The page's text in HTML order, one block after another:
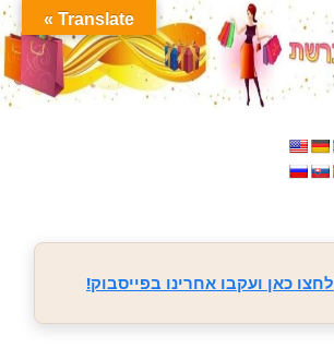
לחצו כאן ועקבו אחרינו בפייסבוק!
Translate »